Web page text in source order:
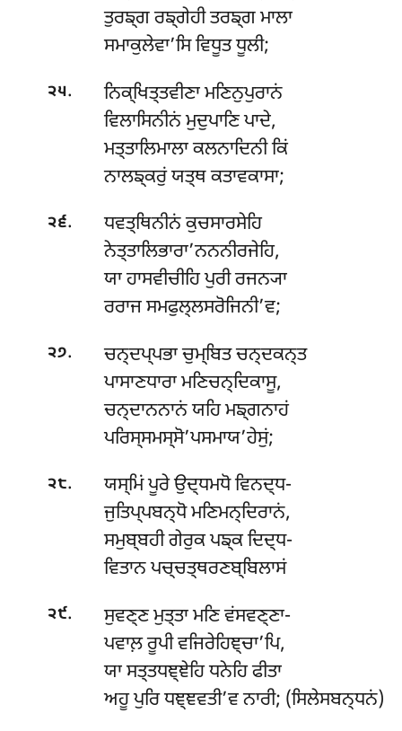
ਤੁਰਙ੍ਗ ਰਙ੍ਗੇਹੀ ਤਰਙ੍ਗ ਮਾਲਾ
ਸਮਾਕੁਲੇਵਾ’ਸਿ ਵਿਧੂਤ ਧੂਲੀ;
੨੫.
ਨਿਕ੍ਖਿਤ੍ਤਵੀਣਾ ਮਣਿਨੁਪੁਰਾਨਂ
ਵਿਲਾਸਿਨੀਨਂ ਮੁਦੁਪਾਣਿ ਪਾਦੇ,
ਮਤ੍ਤਾਲਿਮਾਲਾ ਕਲਨਾਦਿਨੀ ਕਿਂ
ਨਾਲਙ੍ਕਰੁਂ ਯਤ੍ਥ ਕਤਾਵਕਾਸਾ;
੨੬.
ਧਵਤ੍ਥਿਨੀਨਂ ਕੁਚਸਾਰਸੇਹਿ
ਨੇਤ੍ਤਾਲਿਭਾਰਾ’ਨਨਨੀਰਜੇਹਿ,
ਯਾ ਹਾਸਵੀਚੀਹਿ ਪੁਰੀ ਰਜਨ੍ਯਾ
ਰਰਾਜ ਸਮਫੁਲ੍ਲਸਰੋਜਿਨੀ’ਵ;
੨੭.
ਚਨ੍ਦਪ੍ਪਭਾ ਚੁਮ੍ਬਿਤ ਚਨ੍ਦਕਨ੍ਤ
ਪਾਸਾਣਧਾਰਾ ਮਣਿਚਨ੍ਦਿਕਾਸੂ,
ਚਨ੍ਦਾਨਨਾਨਂ ਯਹਿ ਮਙ੍ਗਨਾਹਂ
ਪਰਿਸ੍ਸਮਸ੍ਸੋ’ਪਸਮਾਯ’ਹੇਸੁਂ;
੨੮.
ਯਸ੍ਮਿਂ ਪੂਰੇ ਉਦ੍ਧਮਧੋ ਵਿਨਦ੍ਧ-
ਜੁਤਿਪ੍ਪਬਨ੍ਧੋ ਮਣਿਮਨ੍ਦਿਰਾਨਂ,
ਸਮੁਬ੍ਬਹੀ ਗੇਰੁਕ ਪਙ੍ਕ ਦਿਦ੍ਧ-
ਵਿਤਾਨ ਪਚ੍ਚਤ੍ਥਰਣਬ੍ਬਿਲਾਸਂ
੨੯.
ਸੁਵਣ੍ਣ ਮੁਤ੍ਤਾ ਮਣਿ ਵਂਸਵਣ੍ਣਾ-
ਪਵਾਲ਼ ਰੂਪੀ ਵਜਿਰੇਹਿਞ੍ਚਾ’ਪਿ,
ਯਾ ਸਤ੍ਤਧਞ੍ਞੇਹਿ ਧਨੇਹਿ ਫੀਤਾ
ਅਹੂ ਪੁਰਿ ਧਞ੍ਞਵਤੀ’ਵ ਨਾਰੀ; (ਸਿਲੇਸਬਨ੍ਧਨਂ)